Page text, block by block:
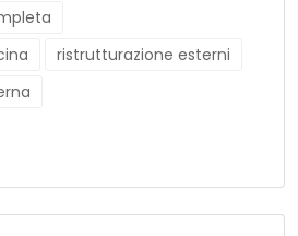
ristrutturazione esterni